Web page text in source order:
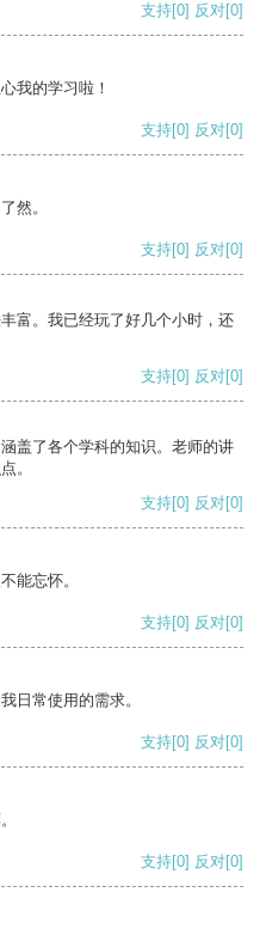
支持[0] 反对[0]
我的学习啦！
支持[0] 反对[0]
然。
支持[0] 反对[0]
富。我已经玩了好几个小时，还
支持[0] 反对[0]
盖了各个学科的知识。老师的讲
。
支持[0] 反对[0]
能忘怀。
支持[0] 反对[0]
日常使用的需求。
支持[0] 反对[0]
支持[0] 反对[0]